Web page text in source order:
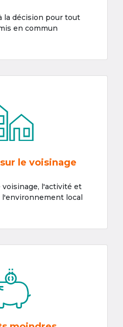
la décision pour tout
en commun
le voisinage
l'activité et
l'environnement local